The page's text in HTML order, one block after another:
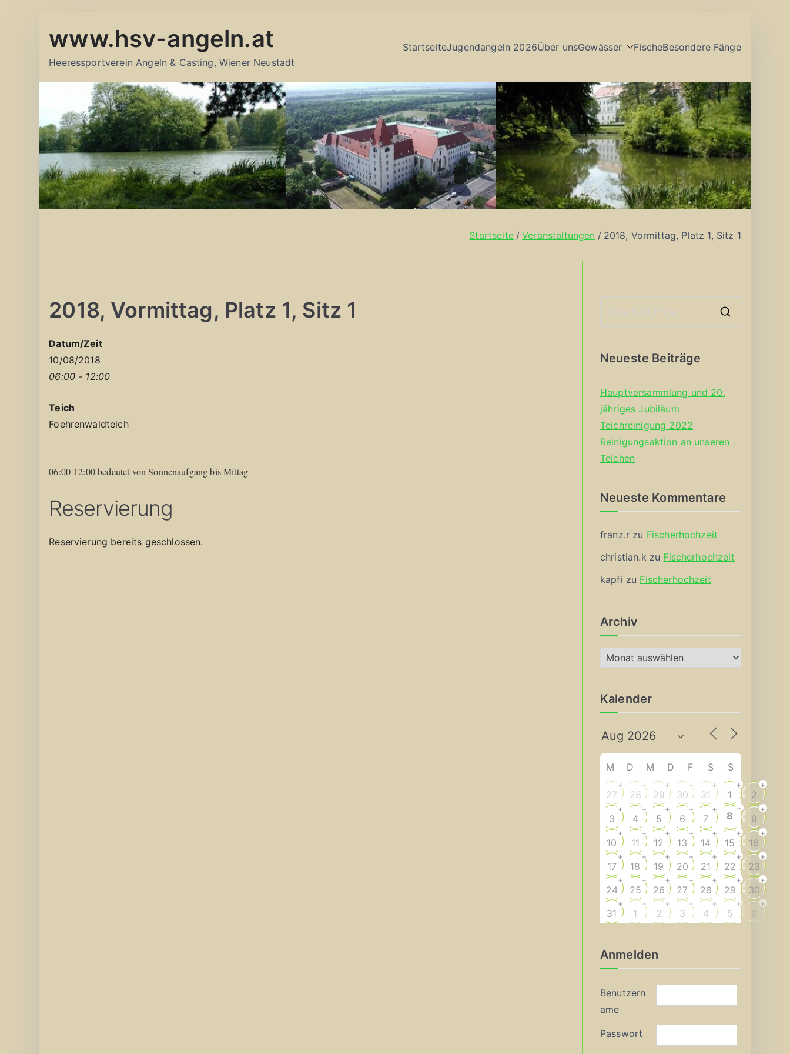
Inhalt
www.hsv-angeln.at
Heeressportverein Angeln & Casting, Wiener Neustadt
StartseiteJugendangeln 2026Über unsGewässer FischeBesondere Fänge
Startseite Veranstaltungen 2018, Vormittag, Platz 1, Sitz 1
2018, Vormittag, Platz 1, Sitz 1
Datum/Zeit
10/08/2018
06:00 - 12:00
Teich
Foehrenwaldteich
06:00-12:00 bedeutet von Sonnenaufgang bis Mittag
Reservierung
Reservierung bereits geschlossen.
Neueste Beiträge
Hauptversammlung und 20.
jähriges Jubiläum
Teichreinigung 2022
Reinigungsaktion an unseren
Teichen
Neueste Kommentare
franz.r zu Fischerhochzeit
christian.k zu Fischerhochzeit
kapfi zu Fischerhochzeit
Archiv
r
h
v
Kalender
M D M D F S S
27
+
28
+
29
+
30
+
31
+
1
+
2
+
3
+
4
+
5
+
6
+
7
+
8
+
9
+
10
+
11
+
12
+
13
+
14
+
15
+
16
+
17
+
18
+
19
+
20
+
21
+
22
+
23
+
24
+
25
+
26
+
27
+
28
+
29
+
30
+
31
+
1
+
2
+
3
+
4
+
5
+
6
+
Anmelden
Benutzern
ame
Passwort